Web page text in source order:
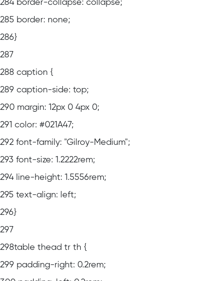
284 border-collapse: collapse;
285 border: none;
286}
287
288 caption {
289 caption-side: top;
290 margin: 12px 0 4px 0;
291 color: #021A47;
292 font-family: "Gilroy-Medium";
293 font-size: 1.2222rem;
294 line-height: 1.5556rem;
295 text-align: left;
296}
297
298table thead tr th {
299 padding-right: 0.2rem;